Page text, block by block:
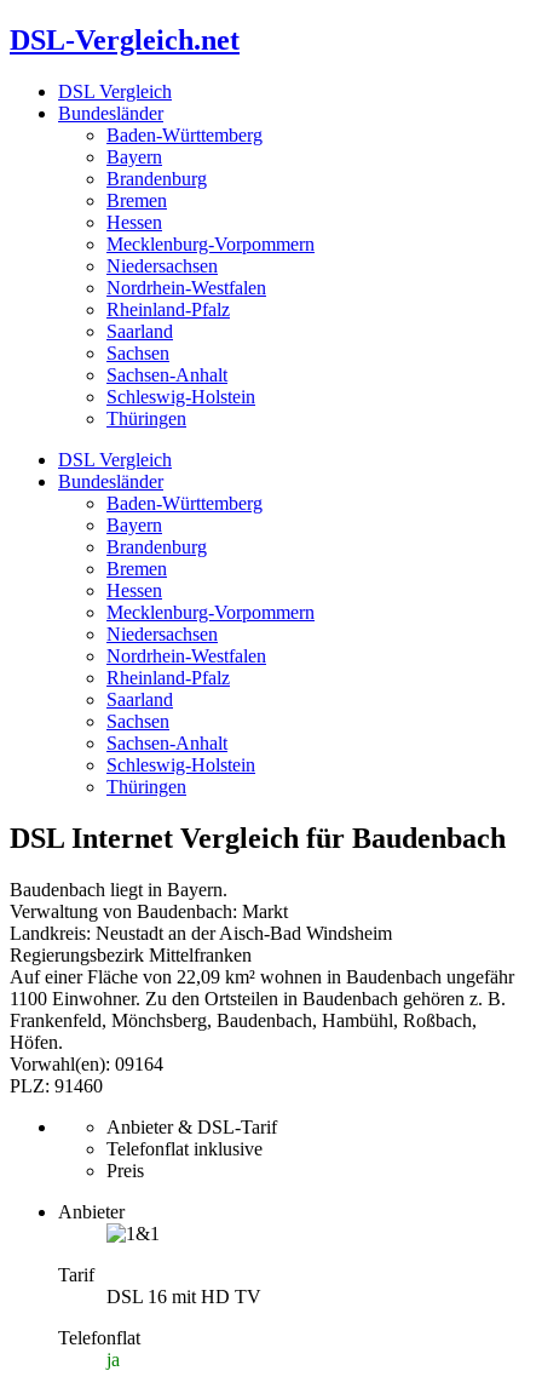
Zum
Inhalt
DSL-Vergleich.net
DSL Vergleich
Bundesländer
Baden-Württemberg
Bayern
Brandenburg
Bremen
Hessen
Mecklenburg-Vorpommern
Niedersachsen
Nordrhein-Westfalen
Rheinland-Pfalz
Saarland
Sachsen
Sachsen-Anhalt
Schleswig-Holstein
Thüringen
DSL Vergleich
Bundesländer
Baden-Württemberg
Bayern
Brandenburg
Bremen
Hessen
Mecklenburg-Vorpommern
Niedersachsen
Nordrhein-Westfalen
Rheinland-Pfalz
Saarland
Sachsen
Sachsen-Anhalt
Schleswig-Holstein
Thüringen
DSL Internet Vergleich für Baudenbach
Baudenbach liegt in Bayern.
Verwaltung von Baudenbach: Markt
Landkreis: Neustadt an der Aisch-Bad Windsheim
Regierungsbezirk Mittelfranken
Auf einer Fläche von 22,09 km² wohnen in Baudenbach ungefähr
1100 Einwohner. Zu den Ortsteilen in Baudenbach gehören z. B.
Frankenfeld, Mönchsberg, Baudenbach, Hambühl, Roßbach,
Höfen.
Vorwahl(en): 09164
PLZ: 91460
Anbieter & DSL-Tarif
Telefonflat inklusive
Preis
Anbieter
Tarif
DSL 16 mit HD TV
Telefonflat
ja